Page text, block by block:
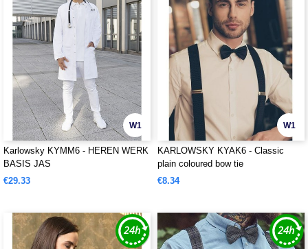
W1
Karlowsky KYMM6 - HEREN WERK
BASIS JAS
€29.33
W1
KARLOWSKY KYAK6 - Classic
plain coloured bow tie
€8.34